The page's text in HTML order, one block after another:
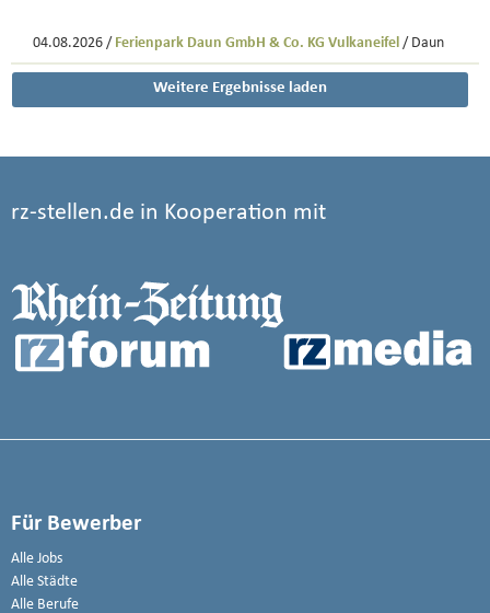
04.08.2026 / Ferienpark Daun GmbH & Co. KG Vulkaneifel / Daun
Weitere Ergebnisse laden
rz-stellen.de in Kooperation mit
Für Bewerber
Alle Jobs
Alle Städte
Alle Berufe